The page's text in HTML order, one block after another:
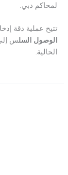
لمحاكم دبي.
تتيح عملية دقة
الوصول السلس إلى
الحالية.